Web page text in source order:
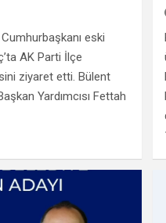
eski
AK Parti İlçe
ziyaret etti. Bülent
Yardımcısı Fettah